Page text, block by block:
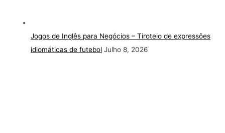
Jogos de Inglês para Negócios – Tiroteio de expressões
idiomáticas de futebol Julho 8, 2026